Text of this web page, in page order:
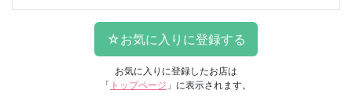
お気に入りに登録したお店は
「 トップページ 」に表示されます。